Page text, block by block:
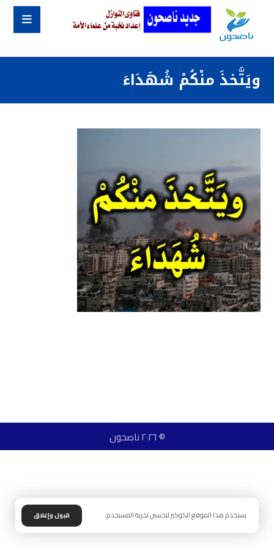
ويَتَّخذَ منْكُمْ شُهَدَاءَ
© ٢٠٢٦ ناصحون
يستخدم هذا الموقع الكوكيز لتحسين تجربة المستخدم. قبول وإغلاق